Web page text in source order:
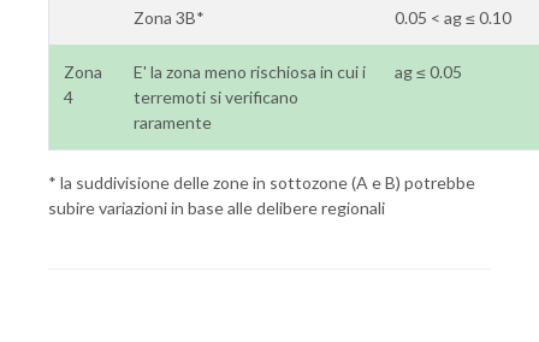
Zona 3B* 0.05 < ag ≤ 0.10
Zona
4
E' la zona meno rischiosa in cui i
terremoti si verificano
raramente
ag ≤ 0.05
* la suddivisione delle zone in sottozone (A e B) potrebbe
subire variazioni in base alle delibere regionali